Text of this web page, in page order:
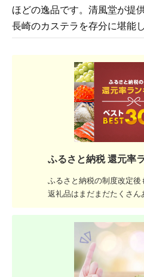
ほどの逸品です。清風堂が提
長崎のカステラを存分に堪能
ふるさと納税 還元率
ふるさと納税の制度改定後
返礼品はまだまだたくさん